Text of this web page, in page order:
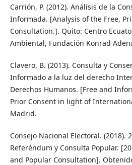
Carrión, P. (2012). Análisis de la
Informada. [Analysis of the Free,
Consultation.]. Quito: Centro
Ambiental, Fundación Konrad
Clavero, B. (2013). Consulta y
Informado a la luz del derecho
Derechos Humanos. [Free and
Prior Consent in light of
Madrid.
Consejo Nacional Electoral. (2018).
Referéndum y Consulta Popular.
and Popular Consultation].